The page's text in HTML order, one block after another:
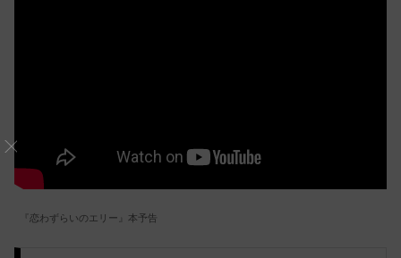
『恋わずらいのエリー』本予告